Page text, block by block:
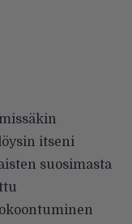
itseni
suosimasta